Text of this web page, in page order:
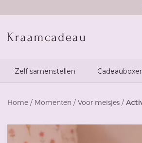
Zelf samenstellen
Home / Momenten / Voor meisjes /